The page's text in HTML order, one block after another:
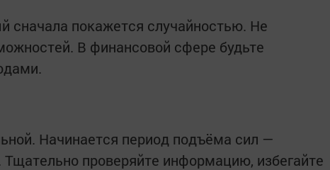
сначала покажется случайностью. Не
В финансовой сфере будьте
Начинается период подъёма сил —
проверяйте информацию, избегайте